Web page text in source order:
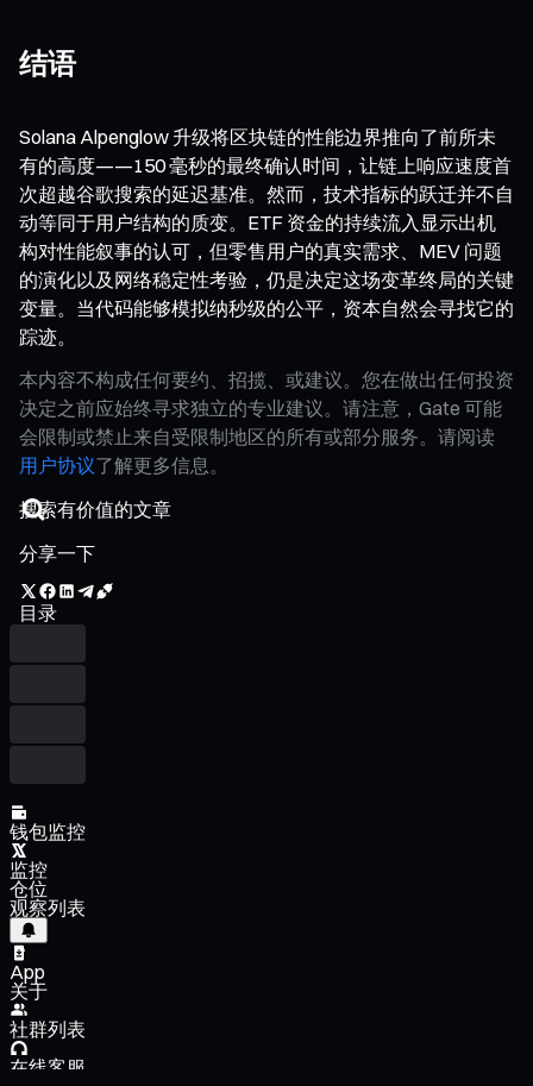
结语
Solana Alpenglow 升级将区块链的性能边界推向了前所未
有的高度——150 毫秒的最终确认时间，让链上响应速度首
次超越谷歌搜索的延迟基准。然而，技术指标的跃迁并不自
动等同于用户结构的质变。ETF 资金的持续流入显示出机
构对性能叙事的认可，但零售用户的真实需求、MEV 问题
的演化以及网络稳定性考验，仍是决定这场变革终局的关键
变量。当代码能够模拟纳秒级的公平，资本自然会寻找它的
踪迹。
本内容不构成任何要约、招揽、或建议。您在做出任何投资
决定之前应始终寻求独立的专业建议。请注意，Gate 可能
会限制或禁止来自受限制地区的所有或部分服务。请阅读
用户协议了解更多信息。
分享一下
目录
钱包监控
监控
仓位
观察列表
App
关于
社群列表
在线客服